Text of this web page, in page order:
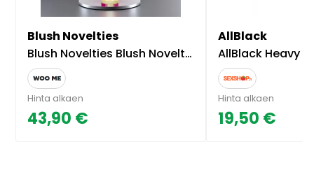
Blush Novelties
Blush Novelties Blush Novelties Allana Wand Vibrator
Hinta alkaen
43,90 €
AllBlack
AllBlack Heavy Metal
Hinta alkaen
19,50 €